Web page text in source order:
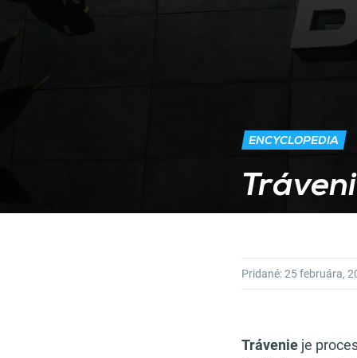
ENCYCLOPEDIA
Pridané:25 februára,
Trávenie je